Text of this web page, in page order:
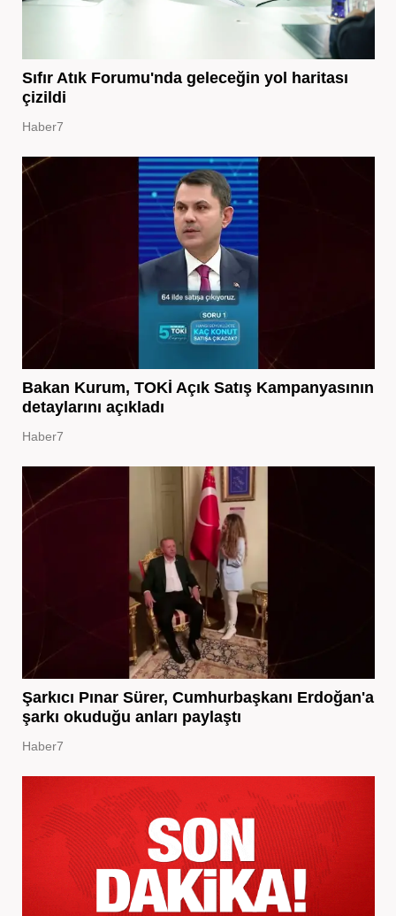
Sıfır Atık Forumu'nda geleceğin yol haritası
çizildi
Haber7
Bakan Kurum, TOKİ Açık Satış Kampanyasının
detaylarını açıkladı
Haber7
Şarkıcı Pınar Sürer, Cumhurbaşkanı Erdoğan'a
şarkı okuduğu anları paylaştı
Haber7